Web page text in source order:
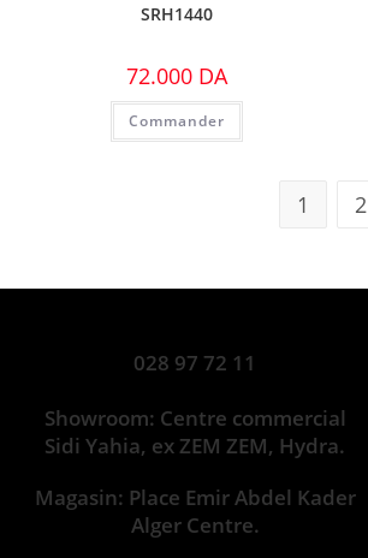
SRH1440
72.000 DA
Commander
1 2
028 97 72 11
Showroom: Centre commercial
Sidi Yahia, ex ZEM ZEM, Hydra.
Magasin: Place Emir Abdel Kader
Alger Centre.